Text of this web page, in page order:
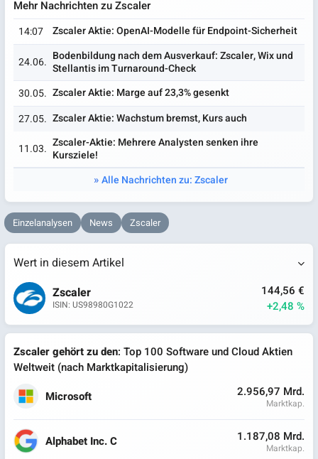
Mehr Nachrichten zu Zscaler
14:07 Zscaler Aktie: OpenAI-Modelle für Endpoint-Sicherheit
24.06. Bodenbildung nach dem Ausverkauf: Zscaler, Wix und
Stellantis im Turnaround-Check
30.05. Zscaler Aktie: Marge auf 23,3% gesenkt
27.05. Zscaler Aktie: Wachstum bremst, Kurs auch
11.03. Zscaler-Aktie: Mehrere Analysten senken ihre
Kursziele!
Alle Nachrichten zu: Zscaler
Einzelanalysen News Zscaler
Wert in diesem Artikel
Zscaler
ISIN: US98980G1022
144,56 €
+2,48 %
Zscaler gehört zu den: Top 100 Software und Cloud Aktien
Weltweit (nach Marktkapitalisierung)
Microsoft
2.956,97 Mrd.
Marktkap.
Alphabet Inc. C 1.187,08 Mrd.
Marktkap.